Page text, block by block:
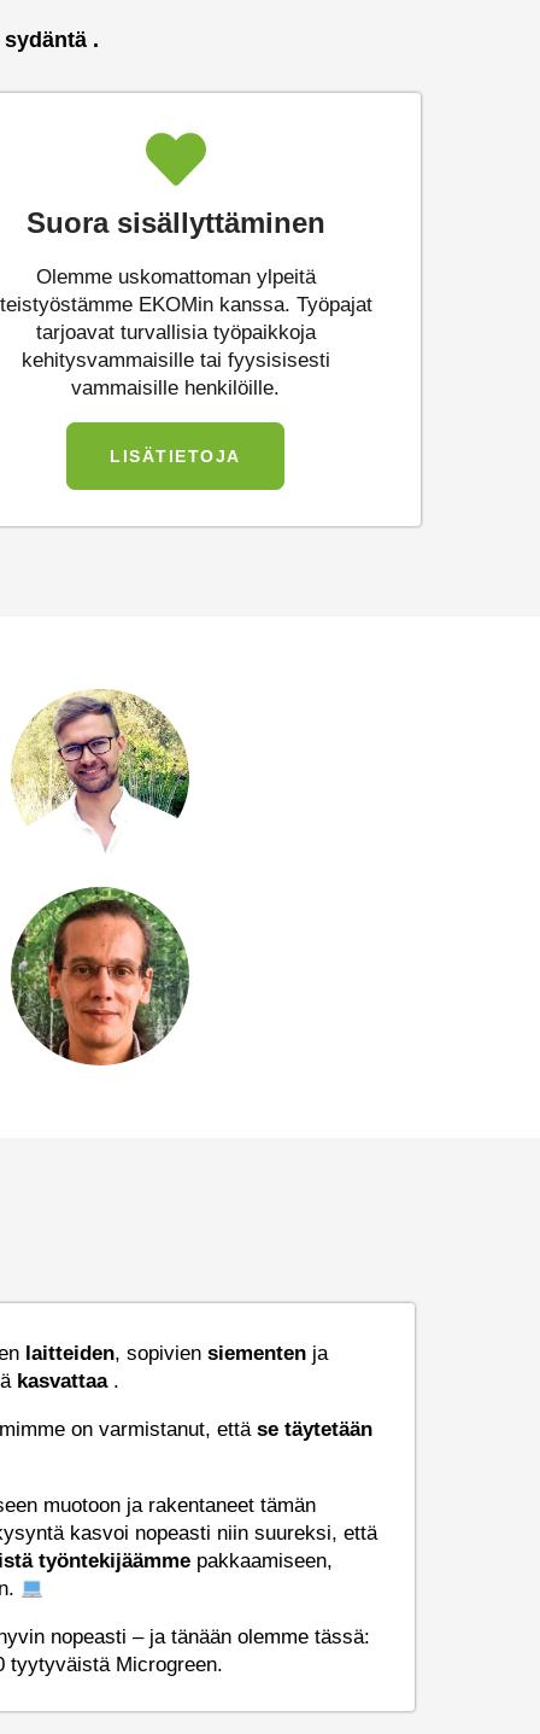
sydäntä .
Suora sisällyttäminen
Olemme uskomattoman ylpeitä
EKOMin kanssa. Työpajat
tarjoavat turvallisia työpaikkoja
kehitysvammaisille tai fyysisisesti
vammaisille henkilöille.
LISÄTIETOJA
laitteiden, sopivien siementen ja
kasvattaa.
on varmistanut, että se täytetään
muotoon ja rakentaneet tämän
kasvoi nopeasti niin suureksi, että
työntekijäämme pakkaamiseen,
nopeasti – ja tänään olemme tässä:
tyytyväistä Microgreen.